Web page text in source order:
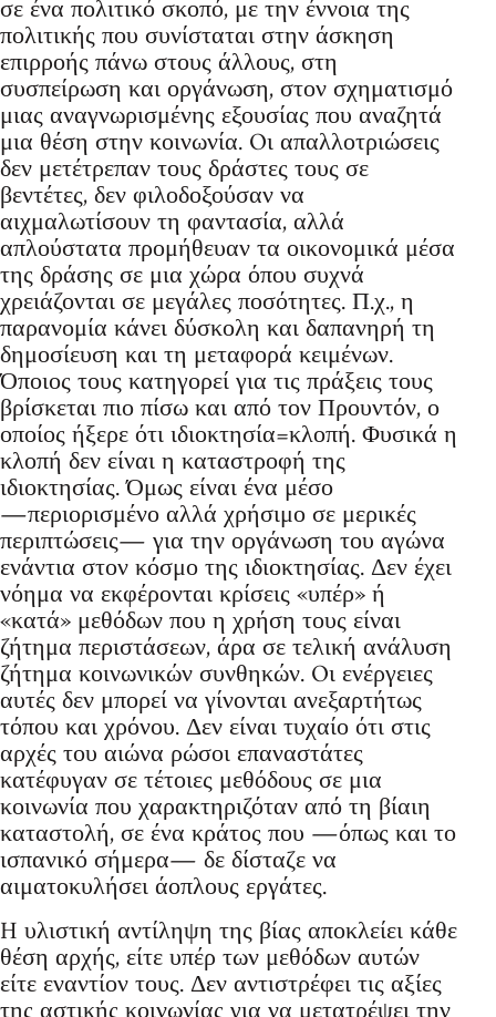
σε ένα πολιτικό σκοπό, με την έννοια της
πολιτικής που συνίσταται στην άσκηση
επιρροής πάνω στους άλλους, στη
συσπείρωση και οργάνωση, στον σχηματισμό
μιας αναγνωρισμένης εξουσίας που αναζητά
μια θέση στην κοινωνία. Oι απαλλοτριώσεις
δεν μετέτρεπαν τους δράστες τους σε
βεντέτες, δεν φιλοδοξούσαν να
αιχμαλωτίσουν τη φαντασία, αλλά
απλούστατα προμήθευαν τα οικονομικά μέσα
της δράσης σε μια χώρα όπου συχνά
χρειάζονται σε μεγάλες ποσότητες. Π.χ., η
παρανομία κάνει δύσκολη και δαπανηρή τη
δημοσίευση και τη μεταφορά κειμένων.
Όποιος τους κατηγορεί για τις πράξεις τους
βρίσκεται πιο πίσω και από τον Προυντόν, ο
οποίος ήξερε ότι ιδιοκτησία=κλοπή. Φυσικά η
κλοπή δεν είναι η καταστροφή της
ιδιοκτησίας. Όμως είναι ένα μέσο
―περιορισμένο αλλά χρήσιμο σε μερικές
περιπτώσεις― για την οργάνωση του αγώνα
ενάντια στον κόσμο της ιδιοκτησίας. Δεν έχει
νόημα να εκφέρονται κρίσεις «υπέρ» ή
«κατά» μεθόδων που η χρήση τους είναι
ζήτημα περιστάσεων, άρα σε τελική ανάλυση
ζήτημα κοινωνικών συνθηκών. Oι ενέργειες
αυτές δεν μπορεί να γίνονται ανεξαρτήτως
τόπου και χρόνου. Δεν είναι τυχαίο ότι στις
αρχές του αιώνα ρώσοι επαναστάτες
κατέφυγαν σε τέτοιες μεθόδους σε μια
κοινωνία που χαρακτηριζόταν από τη βίαιη
καταστολή, σε ένα κράτος που ―όπως και το
ισπανικό σήμερα― δε δίσταζε να
αιματοκυλήσει άοπλους εργάτες.
H υλιστική αντίληψη της βίας αποκλείει κάθε
θέση αρχής, είτε υπέρ των μεθόδων αυτών
είτε εναντίον τους. Δεν αντιστρέφει τις αξίες